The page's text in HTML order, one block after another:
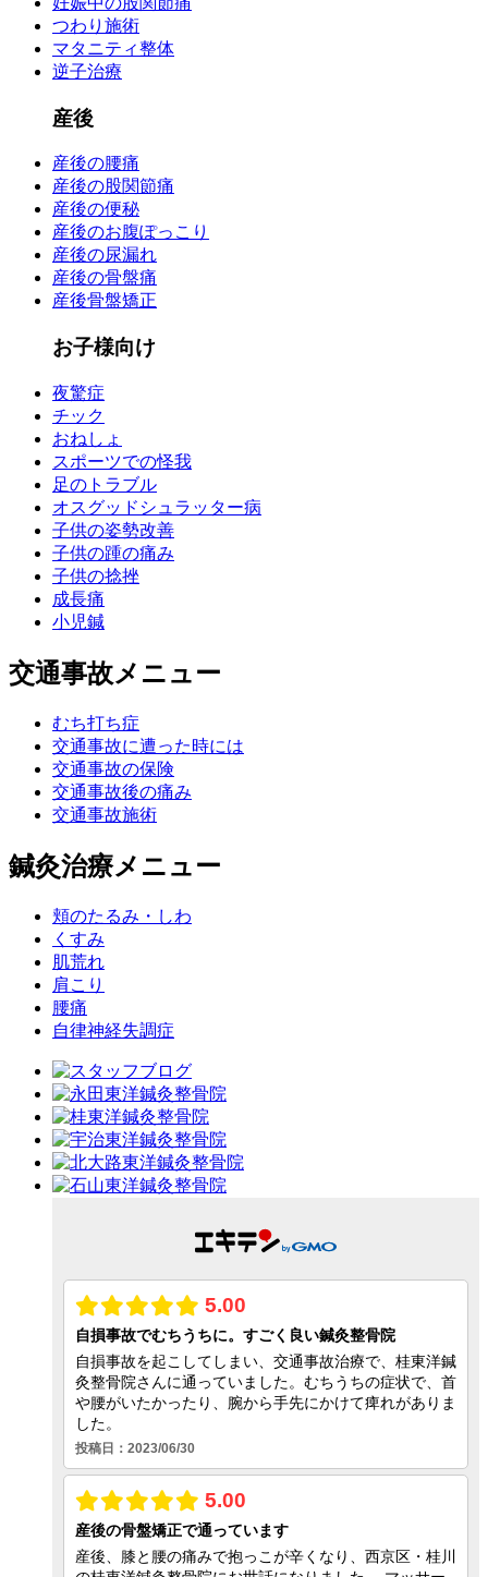
つわり施術
マタニティ整体
逆子治療
産後
産後の腰痛
産後の股関節痛
産後の便秘
産後のお腹ぽっこり
産後の尿漏れ
産後の骨盤痛
産後骨盤矯正
お子様向け
夜驚症
チック
おねしょ
スポーツでの怪我
足のトラブル
オスグッドシュラッター病
子供の姿勢改善
子供の踵の痛み
子供の捻挫
成長痛
小児鍼
交通事故メニュー
むち打ち症
交通事故に遭った時には
交通事故の保険
交通事故後の痛み
交通事故施術
鍼灸治療メニュー
頬のたるみ・しわ
くすみ
肌荒れ
肩こり
腰痛
自律神経失調症